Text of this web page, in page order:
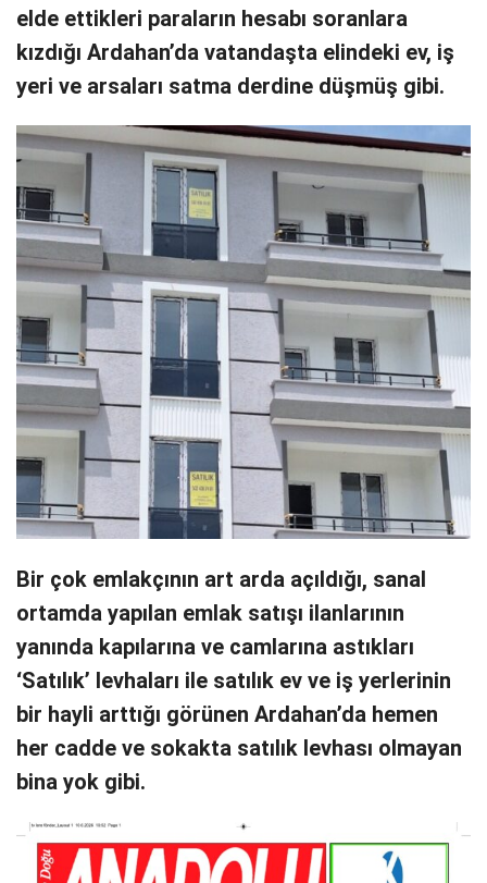
elde ettikleri paraların hesabı soranlara
kızdığı Ardahan’da vatandaşta elindeki ev, iş
yeri ve arsaları satma derdine düşmüş gibi.
Bir çok emlakçının art arda açıldığı, sanal
ortamda yapılan emlak satışı ilanlarının
yanında kapılarına ve camlarına astıkları
‘Satılık’ levhaları ile satılık ev ve iş yerlerinin
bir hayli arttığı görünen Ardahan’da hemen
her cadde ve sokakta satılık levhası olmayan
bina yok gibi.